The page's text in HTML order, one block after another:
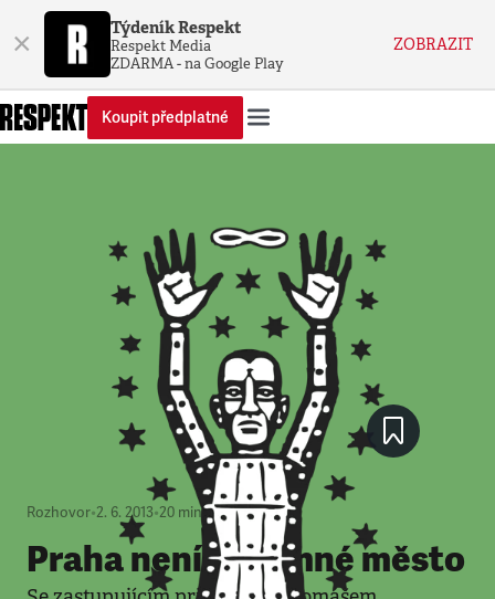
× Týdeník Respekt
Respekt Media
ZDARMA - na Google Play
ZOBRAZIT
Koupit předplatné
Rozhovor•2. 6. 2013•20 minut
Praha není příjemné město